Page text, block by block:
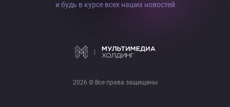
и будь в курсе всех наших новостей
2026 © Все права защищены